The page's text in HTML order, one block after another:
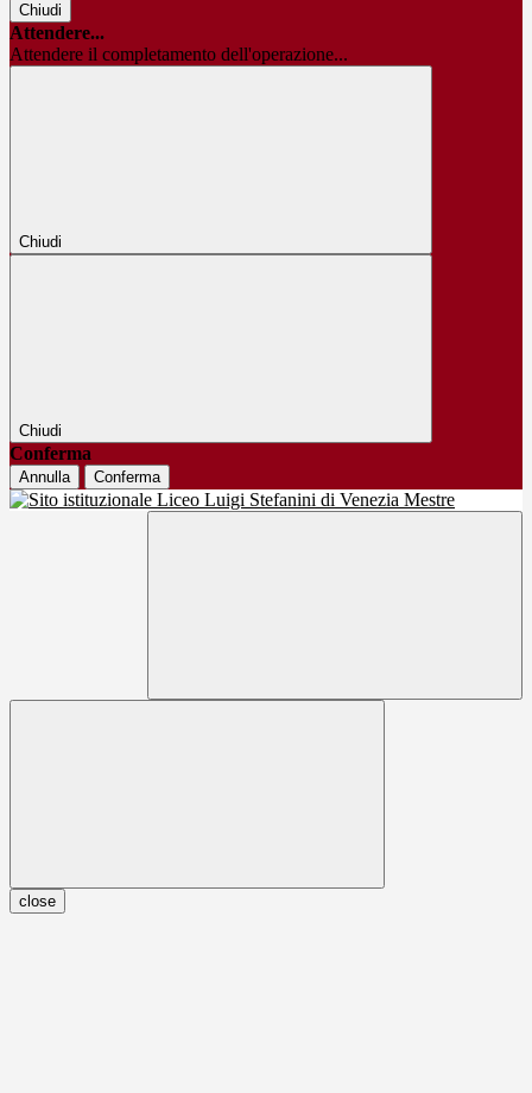
Chiudi
Attendere...
Attendere il completamento dell'operazione...
Chiudi
Chiudi
Conferma
Annulla Conferma
close